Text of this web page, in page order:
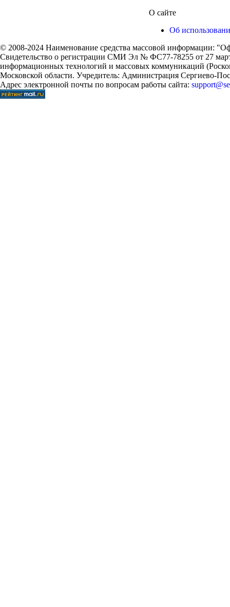
О сайте
Об
© 2008-2024 Наименование средства массовой информации:
Свидетельство о регистрации СМИ Эл № ФС77-78255 от 27
информационных технологий и массовых коммуникаций
Московской области. Учредитель: Администрация Сергиево-
Адрес электронной почты по вопросам работы сайта: